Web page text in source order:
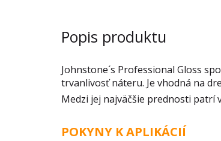
Popis produktu
Johnstone´s Professional Gloss
trvanlivosť náteru. Je vhodná na
Medzi jej najväčšie prednosti patrí
POKYNY K APLIKÁCIÍ